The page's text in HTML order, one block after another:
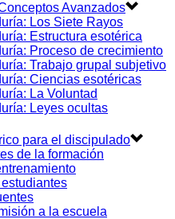
Avanzados
Los Siete Rayos
Estructura esotérica
Proceso de crecimiento
Trabajo grupal subjetivo
Ciencias esotéricas
La Voluntad
Leyes ocultas
para el discipulado
de la formación
a la escuela